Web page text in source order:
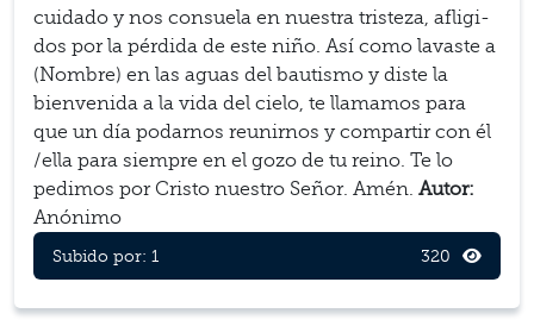
cuidado y nos con­suela en nues­tra tris­teza, afligi­
dos por la pér­dida de este niño. Así como lavaste a
(Nom­bre) en las aguas del bautismo y diste la
bien­venida a la vida del cielo, te lla­mamos para
que un día podarnos reunirnos y com­par­tir con él
/​ella para siem­pre en el gozo de tu reino. Te lo
ped­i­mos por Cristo nue­stro Señor. Amén. Autor:
Anón­imo
Subido por: 1 320